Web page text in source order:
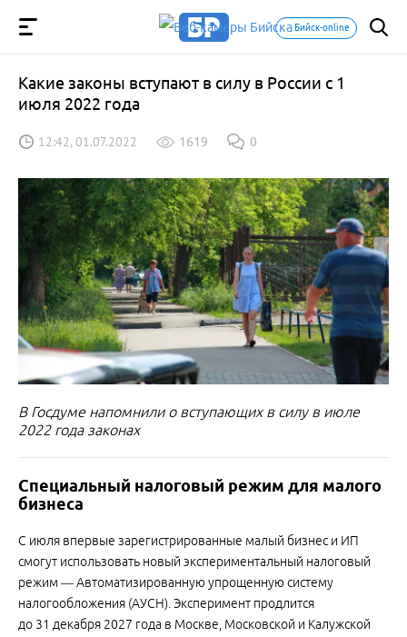
Бийск-online
Какие законы вступают в силу в России с 1
июля 2022 года
12:42, 01.07.2022 1619 0
В Госдуме напомнили о вступающих в силу в июле
2022 года законах
Специальный налоговый режим для малого
бизнеса
С июля впервые зарегистрированные малый бизнес и ИП
смогут использовать новый экспериментальный налоговый
режим — Автоматизированную упрощенную систему
налогообложения (АУСН). Эксперимент продлится
до 31 декабря 2027 года в Москве, Московской и Калужской